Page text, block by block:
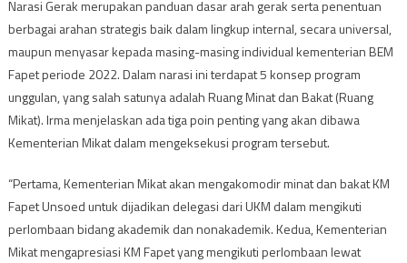
Narasi Gerak merupakan panduan dasar arah gerak serta penentuan
berbagai arahan strategis baik dalam lingkup internal, secara universal,
maupun menyasar kepada masing-masing individual kementerian BEM
Fapet periode 2022. Dalam narasi ini terdapat 5 konsep program
unggulan, yang salah satunya adalah Ruang Minat dan Bakat (Ruang
Mikat). Irma menjelaskan ada tiga poin penting yang akan dibawa
Kementerian Mikat dalam mengeksekusi program tersebut.
“Pertama, Kementerian Mikat akan mengakomodir minat dan bakat KM
Fapet Unsoed untuk dijadikan delegasi dari UKM dalam mengikuti
perlombaan bidang akademik dan nonakademik. Kedua, Kementerian
Mikat mengapresiasi KM Fapet yang mengikuti perlombaan lewat